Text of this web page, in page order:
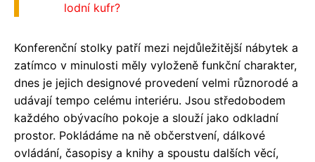
lodní kufr?
Konferenční stolky patří mezi nejdůležitější nábytek a
zatímco v minulosti měly vyloženě funkční charakter,
dnes je jejich designové provedení velmi různorodé a
udávají tempo celému interiéru. Jsou středobodem
každého obývacího pokoje a slouží jako odkladní
prostor. Pokládáme na ně občerstvení, dálkové
ovládání, časopisy a knihy a spoustu dalších věcí,